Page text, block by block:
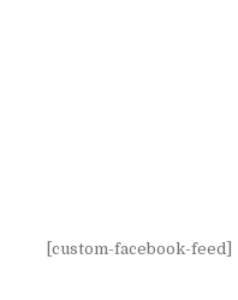
[custom-facebook-feed]